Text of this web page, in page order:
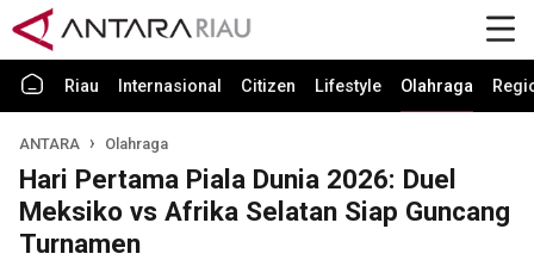
Riau Internasional Citizen Lifestyle Olahraga
ANTARA Olahraga
Hari Pertama Piala Dunia 2026: Duel
Meksiko vs Afrika Selatan Siap Guncang
Turnamen